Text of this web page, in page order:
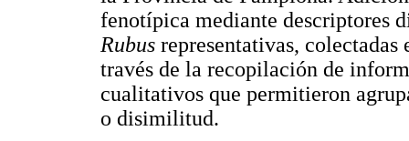
fenotípica mediante descriptores
Rubus representativas, colectadas
través de la recopilación de
cualitativos que permitieron
o disimilitud.